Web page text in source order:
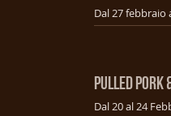
PULLED PORK